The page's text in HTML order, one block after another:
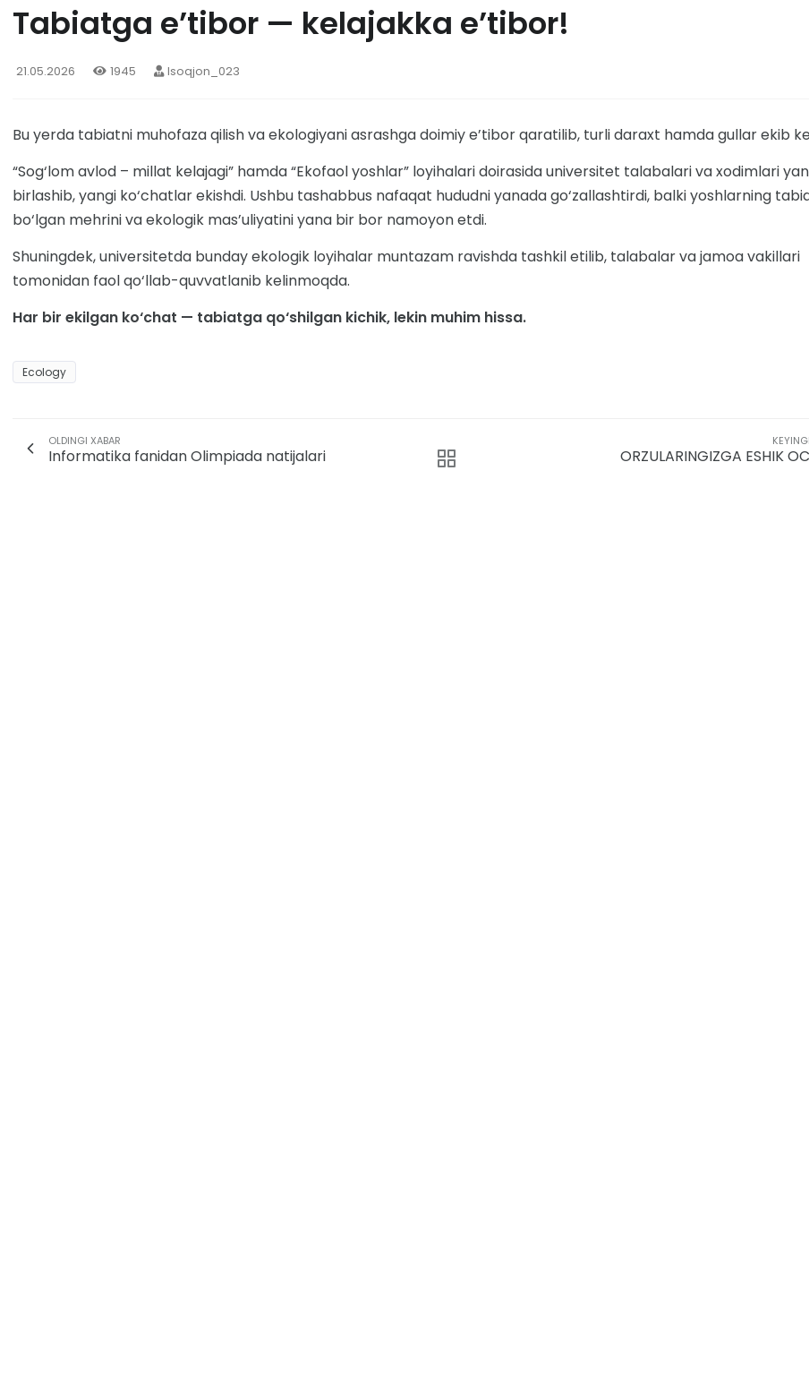
Tabiatga e’tibor — kelajakka e’tibor!
21.05.2026 1945 Isoqjon_023
Bu yerda tabiatni muhofaza qilish va ekologiyani asrashga doimiy e’tibor qaratilib, turli daraxt hamda gullar ekib
“Sog‘lom avlod – millat kelajagi” hamda “Ekofaol yoshlar” loyihalari doirasida universitet talabalari va xodimlari
birlashib, yangi ko‘chatlar ekishdi. Ushbu tashabbus nafaqat hududni yanada go‘zallashtirdi, balki yoshlarning
bo‘lgan mehrini va ekologik mas’uliyatini yana bir bor namoyon etdi.
Shuningdek, universitetda bunday ekologik loyihalar muntazam ravishda tashkil etilib, talabalar va jamoa vakillari
tomonidan faol qo‘llab-quvvatlanib kelinmoqda.
Har bir ekilgan ko‘chat — tabiatga qo‘shilgan kichik, lekin muhim hissa.
Ecology
OLDINGI XABAR
Informatika fanidan Olimpiada natijalari ORZULARINGIZGA ESHIK